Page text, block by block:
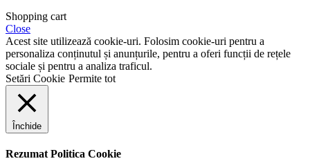
Shopping cart
Close
Acest site utilizează cookie-uri. Folosim cookie-uri pentru a
personaliza conținutul și anunțurile, pentru a oferi funcții de rețele
sociale și pentru a analiza traficul.
Setări Cookie Permite tot
Închide
Rezumat Politica Cookie